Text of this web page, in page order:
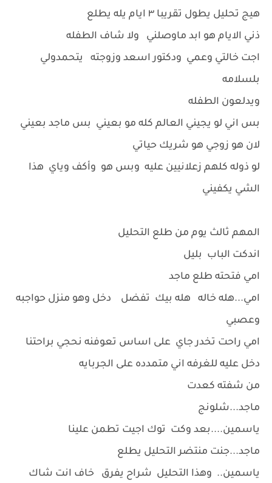
هيج تحليل يطول تقريبا ٣ ايام يله يطلع
ذني الايام هو ابد ماوصلني ولا شاف الطفله
اجت خالتي وعمي ودكتور اسعد وزوجته يتحمدولي
بلسلامه
ويدلعون الطفله
بس اني لو يجيني العالم كله مو بعيني بس ماجد بعيني
لان هو زوجي هو شريك حياتي
لو ذوله كلهم زعلانيين عليه وبس هو وأكف وياي هذا
الشي يكفيني
المهم ثالث يوم من طلع التحليل
اندكت الباب بليل
امي فتحته طلع ماجد
امي...هله خاله هله بيك تفضل دخل وهو منزل حواجبه
وعصبي
امي راحت تخدر جاي على اساس تعوفنه نحجي براحتنا
دخل عليه للغرفه اني متمدده على الجربايه
من شفته كعدت
ماجد...شلونج
ياسمين....بعد وكت توك اجيت تطمن علينا
ماجد...جنت منتضر التحليل يطلع
ياسمين.. وهذا التحليل شراح يفرق خاف انت شاك